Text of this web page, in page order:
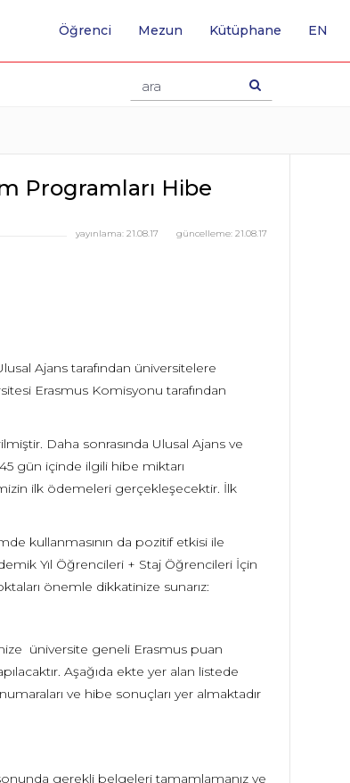
Öğrenci Mezun Kütüphane EN
Programları Hibe
güncelleme: 21.08.17
yayınlama: 21.08.17
Ajans tarafından üniversitelere
Erasmus Komisyonu tarafından
Daha sonrasında Ulusal Ajans ve
gün içinde ilgili hibe miktarı
ilk ödemeleri gerçekleşecektir. İlk
kullanmasının da pozitif etkisi ile
Yıl Öğrencileri + Staj Öğrencileri İçin
önemle dikkatinize sunarız:
üniversite geneli Erasmus puan
Aşağıda ekte yer alan listede
ve hibe sonuçları yer almaktadır
gerekli belgeleri tamamlamanız ve